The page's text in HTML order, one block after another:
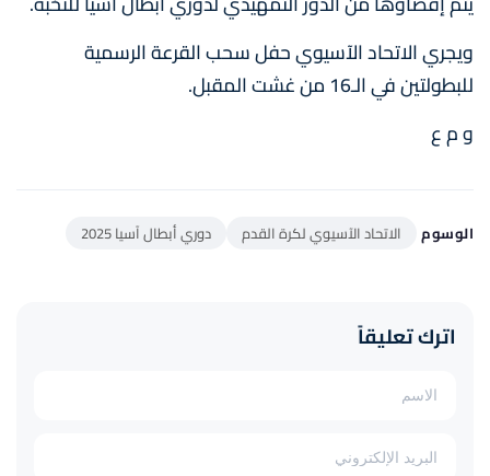
ويجري الاتحاد الآسيوي حفل سحب القرعة الرسمية
للبطولتين في الـ16 من غشت المقبل.
و م ع
الوسوم الاتحاد الآسيوي لكرة القدم دوري أبطال آسيا 2025
اترك تعليقاً